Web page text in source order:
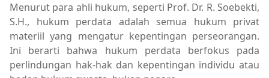
Menurut para ahli hukum, seperti Prof. Dr. R. Soebekti,
S.H., hukum perdata adalah semua hukum privat
materiil yang mengatur kepentingan perseorangan.
Ini berarti bahwa hukum perdata berfokus pada
perlindungan hak-hak dan kepentingan individu atau